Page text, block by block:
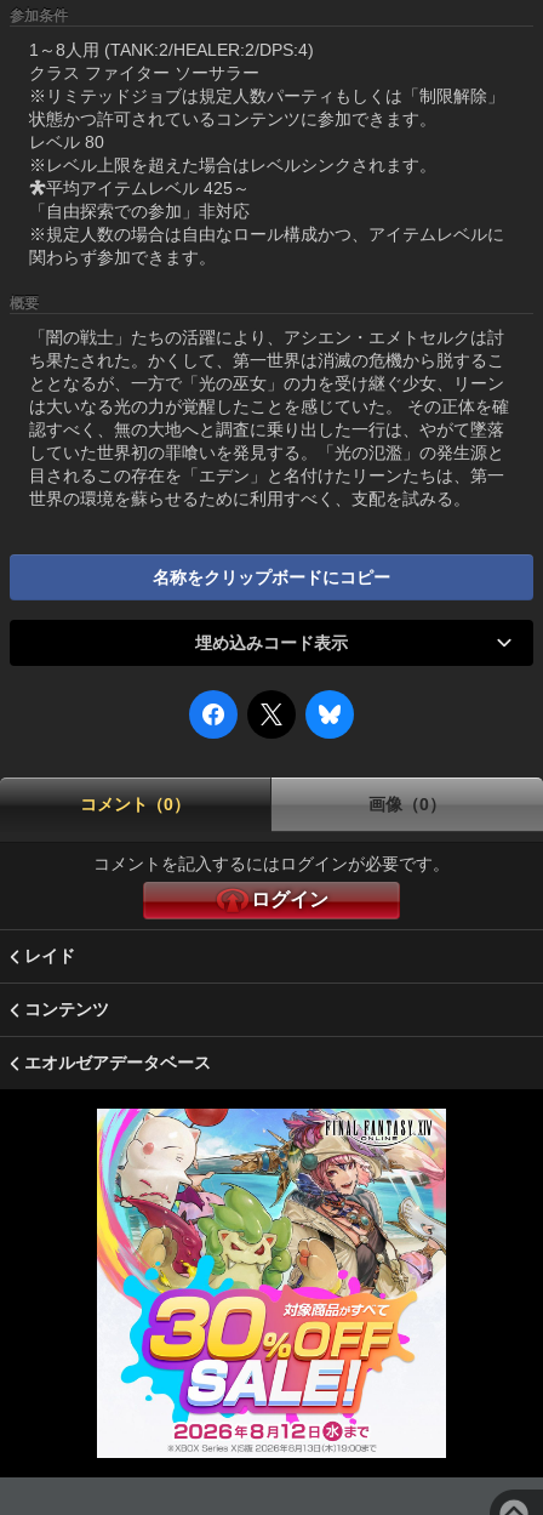
参加条件
1～8人用 (TANK:2/HEALER:2/DPS:4)
クラス ファイター ソーサラー
※リミテッドジョブは規定人数パーティもしくは「制限解除」
状態かつ許可されているコンテンツに参加できます。
レベル 80
※レベル上限を超えた場合はレベルシンクされます。
平均アイテムレベル 425～
「自由探索での参加」非対応
※規定人数の場合は自由なロール構成かつ、アイテムレベルに
関わらず参加できます。
概要
「闇の戦士」たちの活躍により、アシエン・エメトセルクは討
ち果たされた。かくして、第一世界は消滅の危機から脱するこ
ととなるが、一方で「光の巫女」の力を受け継ぐ少女、リーン
は大いなる光の力が覚醒したことを感じていた。 その正体を確
認すべく、無の大地へと調査に乗り出した一行は、やがて墜落
していた世界初の罪喰いを発見する。「光の氾濫」の発生源と
目されるこの存在を「エデン」と名付けたリーンたちは、第一
世界の環境を蘇らせるために利用すべく、支配を試みる。
名称をクリップボードにコピー
埋め込みコード表示
コメント（0） 画像（0）
コメントを記入するにはログインが必要です。
ログイン
レイド
コンテンツ
エオルゼアデータベース